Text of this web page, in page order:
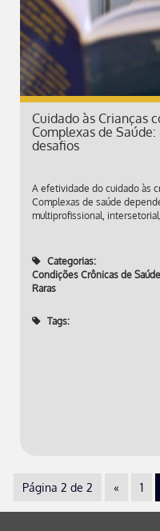
Cuidado às Crianças
Complexas de
desafios
A efetividade do cuidado às
Complexas de saúde
multiprofissional,
Categorias:
Condições Crônicas de Saúde
Raras
Tags:
Página 2 de 2 « 1